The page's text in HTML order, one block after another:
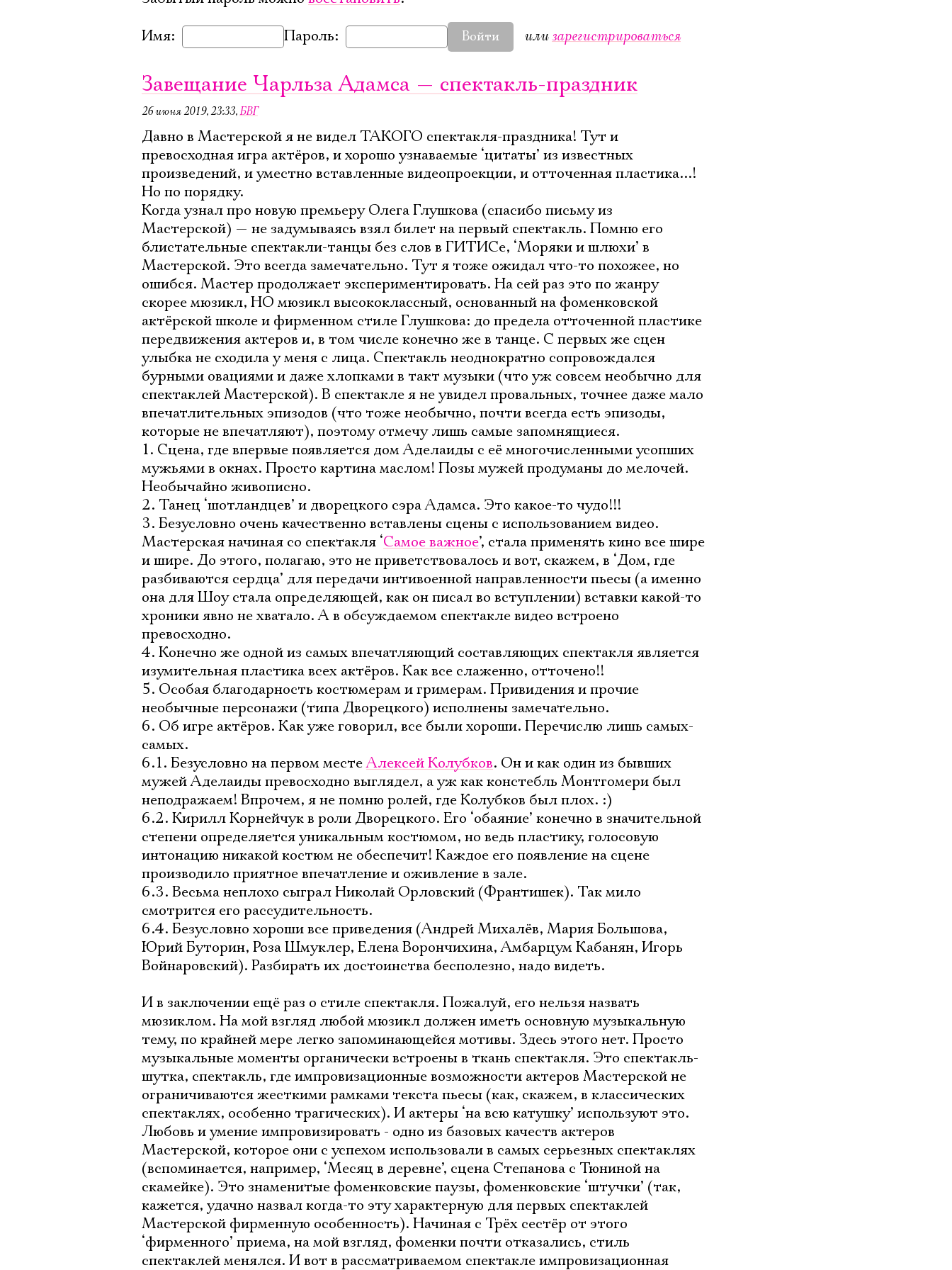
Имя: Пароль: Войти илизарегистрироваться
Завещание Чарльза Адамса — спектакль-праздник
26 июня 2019, 23:33,БВГ
Давно в Мастерской я не видел ТАКОГО спектакля-праздника! Тут и
превосходная игра актёров, и хорошо узнаваемые ‘цитаты’ из известных
произведений, и уместно вставленные видеопроекции, и отточенная пластика...!
Но по порядку.
Когда узнал про новую премьеру Олега Глушкова (спасибо письму из
Мастерской) — не задумываясь взял билет на первый спектакль. Помню его
блистательные спектакли-танцы без слов в ГИТИСе, ‘Моряки и шлюхи’ в
Мастерской. Это всегда замечательно. Тут я тоже ожидал что-то похожее, но
ошибся. Мастер продолжает экспериментировать. На сей раз это по жанру
скорее мюзикл, НО мюзикл высококлассный, основанный на фоменковской
актёрской школе и фирменном стиле Глушкова: до предела отточенной пластике
передвижения актеров и, в том числе конечно же в танце. С первых же сцен
улыбка не сходила у меня с лица. Спектакль неоднократно сопровождался
бурными овациями и даже хлопками в такт музыки (что уж совсем необычно для
спектаклей Мастерской). В спектакле я не увидел провальных, точнее даже мало
впечатлительных эпизодов (что тоже необычно, почти всегда есть эпизоды,
которые не впечатляют), поэтому отмечу лишь самые запомнящиеся.
1. Сцена, где впервые появляется дом Аделаиды с её многочисленными усопших
мужьями в окнах. Просто картина маслом! Позы мужей продуманы до мелочей.
Необычайно живописно.
2. Танец ‘шотландцев’ и дворецкого сэра Адамса. Это какое-то чудо!!!
3. Безусловно очень качественно вставлены сцены с использованием видео.
Мастерская начиная со спектакля ‘Самое важное’, стала применять кино все шире
и шире. До этого, полагаю, это не приветствовалось и вот, скажем, в ‘Дом, где
разбиваются сердца’ для передачи интивоенной направленности пьесы (а именно
она для Шоу стала определяющей, как он писал во вступлении) вставки какой-то
хроники явно не хватало. А в обсуждаемом спектакле видео встроено
превосходно.
4. Конечно же одной из самых впечатляющий составляющих спектакля является
изумительная пластика всех актёров. Как все слаженно, отточено!!
5. Особая благодарность костюмерам и гримерам. Привидения и прочие
необычные персонажи (типа Дворецкого) исполнены замечательно.
6. Об игре актёров. Как уже говорил, все были хороши. Перечислю лишь самых-
самых.
6.1. Безусловно на первом местеАлексей Колубков. Он и как один из бывших
мужей Аделаиды превосходно выглядел, а уж как констебль Монтгомери был
неподражаем! Впрочем, я не помню ролей, где Колубков был плох. :)
6.2. Кирилл Корнейчук в роли Дворецкого. Его ‘обаяние’ конечно в значительной
степени определяется уникальным костюмом, но ведь пластику, голосовую
интонацию никакой костюм не обеспечит! Каждое его появление на сцене
производило приятное впечатление и оживление в зале.
6.3. Весьма неплохо сыграл Николай Орловский (Франтишек). Так мило
смотрится его рассудительность.
6.4. Безусловно хороши все приведения (Андрей Михалёв, Мария Большова,
Юрий Буторин, Роза Шмуклер, Елена Ворончихина, Амбарцум Кабанян, Игорь
Войнаровский). Разбирать их достоинства бесполезно, надо видеть.
И в заключении ещё раз о стиле спектакля. Пожалуй, его нельзя назвать
мюзиклом. На мой взгляд любой мюзикл должен иметь основную музыкальную
тему, по крайней мере легко запоминающейся мотивы. Здесь этого нет. Просто
музыкальные моменты органически встроены в ткань спектакля. Это спектакль-
шутка, спектакль, где импровизационные возможности актеров Мастерской не
ограничиваются жесткими рамками текста пьесы (как, скажем, в классических
спектаклях, особенно трагических). И актеры ‘на всю катушку’ используют это.
Любовь и умение импровизировать - одно из базовых качеств актеров
Мастерской, которое они с успехом использовали в самых серьезных спектаклях
(вспоминается, например, ‘Месяц в деревне’, сцена Степанова с Тюниной на
скамейке). Это знаменитые фоменковские паузы, фоменковские ‘штучки’ (так,
кажется, удачно назвал когда-то эту характерную для первых спектаклей
Мастерской фирменную особенность). Начиная с Трёх сестёр от этого
‘фирменного’ приема, на мой взгляд, фоменки почти отказались, стиль
спектаклей менялся. И вот в рассматриваемом спектакле импровизационная
Электропочта